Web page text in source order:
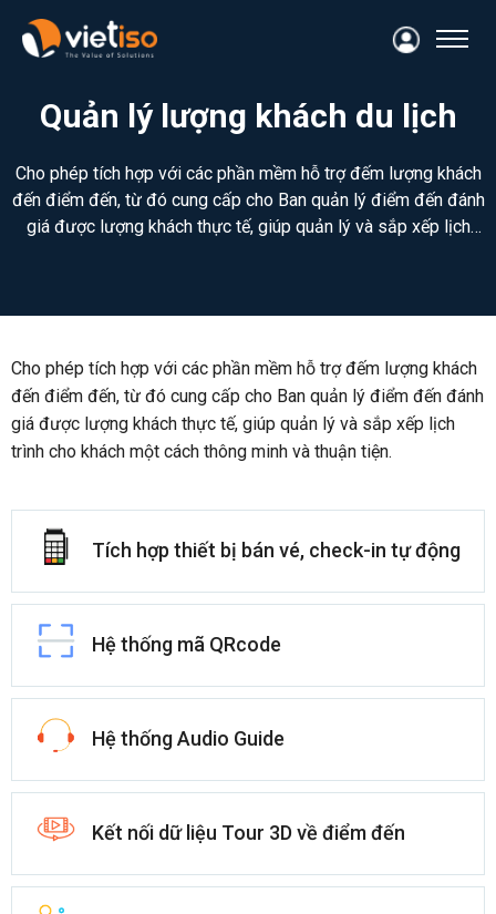
Quản lý lượng khách du lịch
Cho phép tích hợp với các phần mềm hỗ trợ đếm lượng khách
đến điểm đến, từ đó cung cấp cho Ban quản lý điểm đến đánh
giá được lượng khách thực tế, giúp quản lý và sắp xếp lịch
Cho phép tích hợp với các phần mềm hỗ trợ đếm lượng khách
đến điểm đến, từ đó cung cấp cho Ban quản lý điểm đến đánh
giá được lượng khách thực tế, giúp quản lý và sắp xếp lịch
trình cho khách một cách thông minh và thuận tiện.
Tích hợp thiết bị bán vé, check-in tự động
Hệ thống mã QRcode
Hệ thống Audio Guide
Kết nối dữ liệu Tour 3D về điểm đến